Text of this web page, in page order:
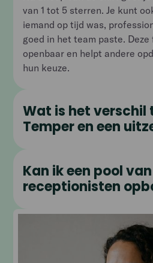
van 1 tot 5 sterren. Je kunt
iemand op tijd was,
goed in het team paste.
openbaar en helpt andere
hun keuze.
Wat is het verschil
Temper en een
Kan ik een pool
receptionisten